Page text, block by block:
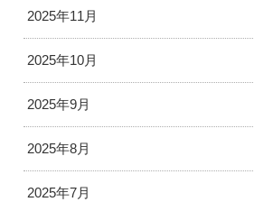
2025年11月
2025年10月
2025年9月
2025年8月
2025年7月